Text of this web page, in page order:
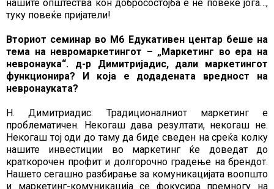
нашите општества кон добросостојба е не повеќе јога…,
туку повеќе пријатели!
Вториот семинар во М6 Едукативен центар беше на
тема на невромаркетингот – „Маркетинг во ера на
невронаука“. д-р Димитријадис, дали маркетингот
функционира? И која е додадената вредност на
невронауката?
Н. Димитриадис: Традиционалниот маркетинг е
проблематичен. Некогаш дава резултати, некогаш не.
Некогаш тој оди до таму да биде сведен на среќа колку
нашите инвестиции во маркетинг ќе доведат до
краткорочен профит и долгорочно градење на брендот.
Нашето сегашно разбирање за комуникацијата воопшто
и маркетинг-комуникација се фокусира премногу на